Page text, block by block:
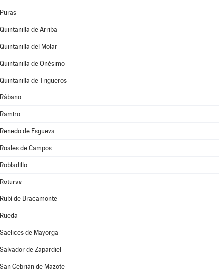
Puras
Quintanilla de Arriba
Quintanilla del Molar
Quintanilla de Onésimo
Quintanilla de Trigueros
Rábano
Ramiro
Renedo de Esgueva
Roales de Campos
Robladillo
Roturas
Rubí de Bracamonte
Rueda
Saelices de Mayorga
Salvador de Zapardiel
San Cebrián de Mazote